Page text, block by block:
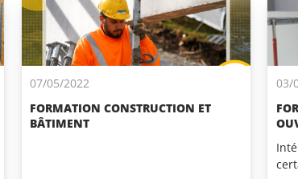
07/05/2022
FORMATION CONSTRUCTION ET
BÂTIMENT
03/